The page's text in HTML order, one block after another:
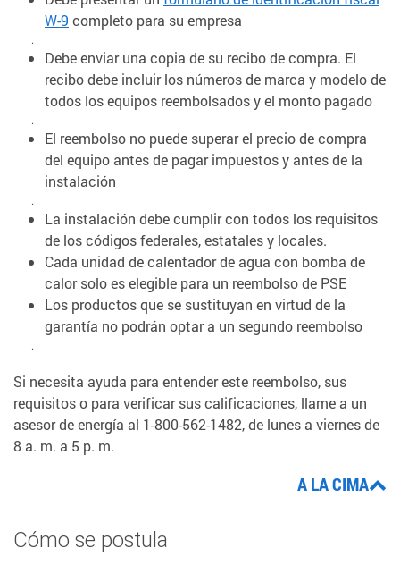
W-9 completo para su empresa
.
Debe enviar una copia de su recibo de compra. El
recibo debe incluir los números de marca y modelo de
todos los equipos reembolsados y el monto pagado
.
El reembolso no puede superar el precio de compra
del equipo antes de pagar impuestos y antes de la
instalación
.
La instalación debe cumplir con todos los requisitos
de los códigos federales, estatales y locales.
Cada unidad de calentador de agua con bomba de
calor solo es elegible para un reembolso de PSE
Los productos que se sustituyan en virtud de la
garantía no podrán optar a un segundo reembolso
.
Si necesita ayuda para entender este reembolso, sus
requisitos o para verificar sus calificaciones, llame a un
asesor de energía al 1-800-562-1482, de lunes a viernes de
8 a. m. a 5 p. m.
A LA CIMA
Cómo se postula